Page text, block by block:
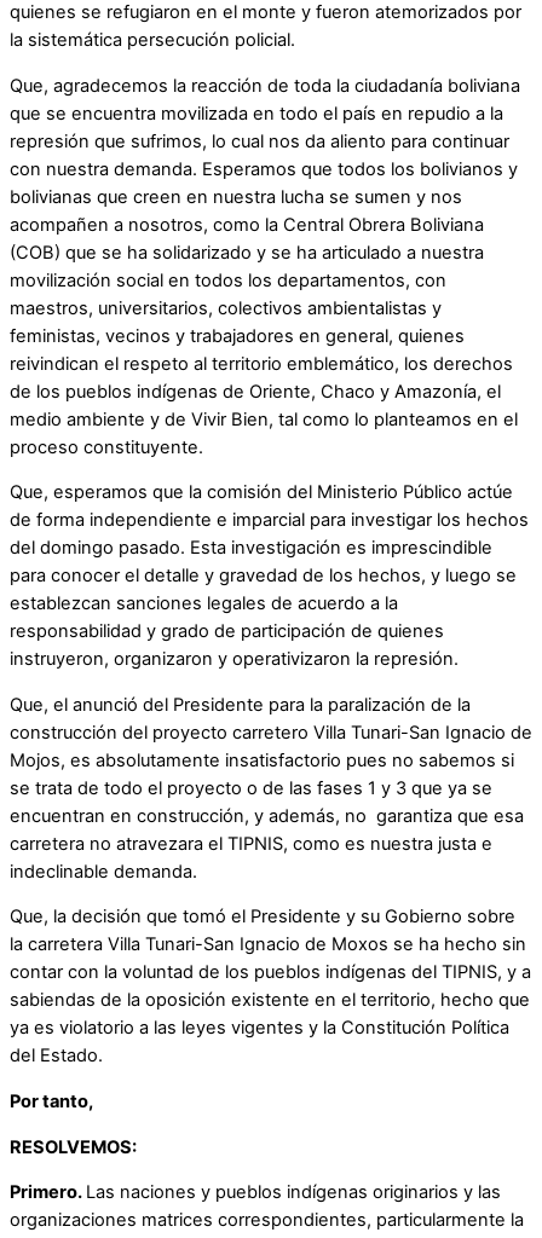
quienes se refugiaron en el monte y fueron atemorizados por
la sistemática persecución policial.
Que, agradecemos la reacción de toda la ciudadanía boliviana
que se encuentra movilizada en todo el país en repudio a la
represión que sufrimos, lo cual nos da aliento para continuar
con nuestra demanda. Esperamos que todos los bolivianos y
bolivianas que creen en nuestra lucha se sumen y nos
acompañen a nosotros, como la Central Obrera Boliviana
(COB) que se ha solidarizado y se ha articulado a nuestra
movilización social en todos los departamentos, con
maestros, universitarios, colectivos ambientalistas y
feministas, vecinos y trabajadores en general, quienes
reivindican el respeto al territorio emblemático, los derechos
de los pueblos indígenas de Oriente, Chaco y Amazonía, el
medio ambiente y de Vivir Bien, tal como lo planteamos en el
proceso constituyente.
Que, esperamos que la comisión del Ministerio Público actúe
de forma independiente e imparcial para investigar los hechos
del domingo pasado. Esta investigación es imprescindible
para conocer el detalle y gravedad de los hechos, y luego se
establezcan sanciones legales de acuerdo a la
responsabilidad y grado de participación de quienes
instruyeron, organizaron y operativizaron la represión.
Que, el anunció del Presidente para la paralización de la
construcción del proyecto carretero Villa Tunari-San Ignacio de
Mojos, es absolutamente insatisfactorio pues no sabemos si
se trata de todo el proyecto o de las fases 1 y 3 que ya se
encuentran en construcción, y además, no garantiza que esa
carretera no atravezara el TIPNIS, como es nuestra justa e
indeclinable demanda.
Que, la decisión que tomó el Presidente y su Gobierno sobre
la carretera Villa Tunari-San Ignacio de Moxos se ha hecho sin
contar con la voluntad de los pueblos indígenas del TIPNIS, y a
sabiendas de la oposición existente en el territorio, hecho que
ya es violatorio a las leyes vigentes y la Constitución Política
del Estado.
Por tanto,
RESOLVEMOS:
Primero. Las naciones y pueblos indígenas originarios y las
organizaciones matrices correspondientes, particularmente la